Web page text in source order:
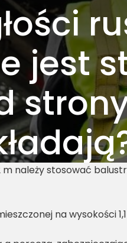
jest
należy stosować
na wysokości